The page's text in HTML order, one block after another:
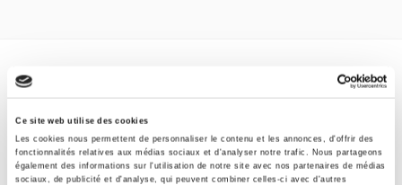
Ce site web utilise des cookies
Les cookies nous permettent de personnaliser le contenu et les annonces, d'offrir des
fonctionnalités relatives aux médias sociaux et d'analyser notre trafic. Nous partageons
également des informations sur l'utilisation de notre site avec nos partenaires de médias
sociaux, de publicité et d'analyse, qui peuvent combiner celles-ci avec d'autres
Formats
Contents